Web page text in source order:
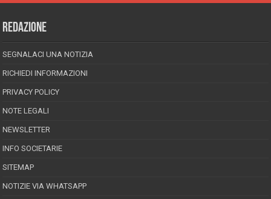
REDAZIONE
SEGNALACI UNA NOTIZIA
RICHIEDI INFORMAZIONI
PRIVACY POLICY
NOTE LEGALI
NEWSLETTER
INFO SOCIETARIE
SITEMAP
NOTIZIE VIA WHATSAPP